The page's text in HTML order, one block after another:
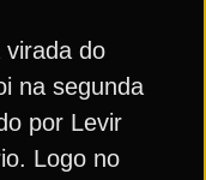
virada do
na segunda
por Levir
Logo no